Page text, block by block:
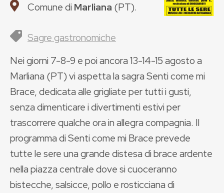
Comune di Marliana (PT).
Sagre gastronomiche
Nei giorni 7-8-9 e poi ancora 13-14-15 agosto a
Marliana (PT) vi aspetta la sagra Senti come mi
Brace, dedicata alle grigliate per tutti i gusti,
senza dimenticare i divertimenti estivi per
trascorrere qualche ora in allegra compagnia. Il
programma di Senti come mi Brace prevede
tutte le sere una grande distesa di brace ardente
nella piazza centrale dove si cuoceranno
bistecche, salsicce, pollo e rosticciana di